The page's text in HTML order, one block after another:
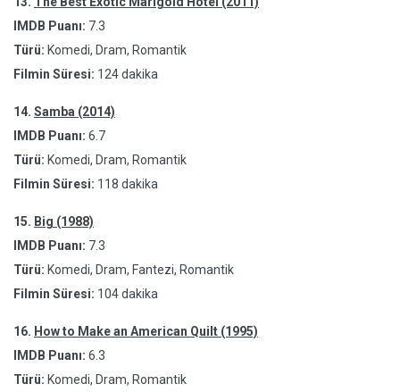
IMDB Puanı: 7.3
Türü: Komedi, Dram, Romantik
Filmin Süresi: 124 dakika
14. Samba (2014)
IMDB Puanı: 6.7
Türü: Komedi, Dram, Romantik
Filmin Süresi: 118 dakika
15. Big (1988)
IMDB Puanı: 7.3
Türü: Komedi, Dram, Fantezi, Romantik
Filmin Süresi: 104 dakika
16. How to Make an American Quilt (1995)
IMDB Puanı: 6.3
Türü: Komedi, Dram, Romantik